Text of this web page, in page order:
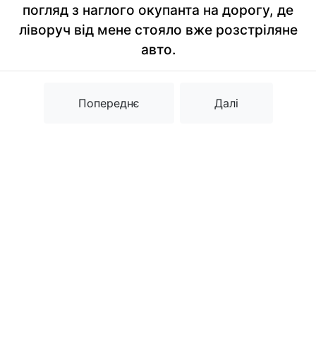
погляд з наглого окупанта на дорогу, де
ліворуч від мене стояло вже розстріляне
авто.
Попереднє Далі